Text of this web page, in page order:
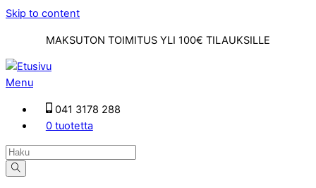
Skip to content
MAKSUTON TOIMITUS YLI 100€ TILAUKSILLE
Menu
041 3178 288
0 tuotetta